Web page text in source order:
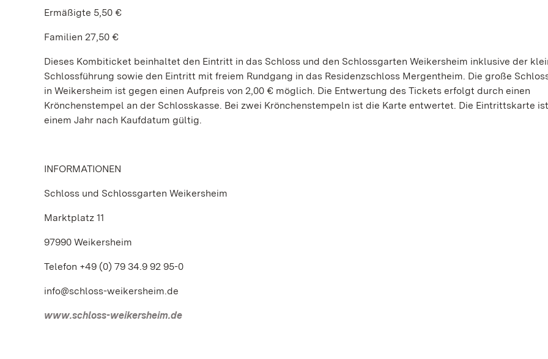
Ermäßigte 5,50 €
Familien 27,50 €
Dieses Kombiticket beinhaltet den Eintritt in das Schloss und den Schlossgarten Weikersheim inklusive der
Schlossführung sowie den Eintritt mit freiem Rundgang in das Residenzschloss Mergentheim. Die große
in Weikersheim ist gegen einen Aufpreis von 2,00 € möglich. Die Entwertung des Tickets erfolgt durch einen
Krönchenstempel an der Schlosskasse. Bei zwei Krönchenstempeln ist die Karte entwertet. Die Eintrittskarte
einem Jahr nach Kaufdatum gültig.
INFORMATIONEN
Schloss und Schlossgarten Weikersheim
Marktplatz 11
97990 Weikersheim
Telefon +49 (0) 79 34.9 92 95-0
info@schloss-weikersheim.de
www.schloss-weikersheim.de